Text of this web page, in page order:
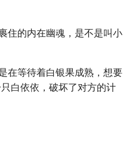
住的内在幽魂，是不是叫小
在等待着白银果成熟，想要
白依依，破坏了对方的计